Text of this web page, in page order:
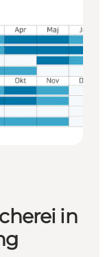
in